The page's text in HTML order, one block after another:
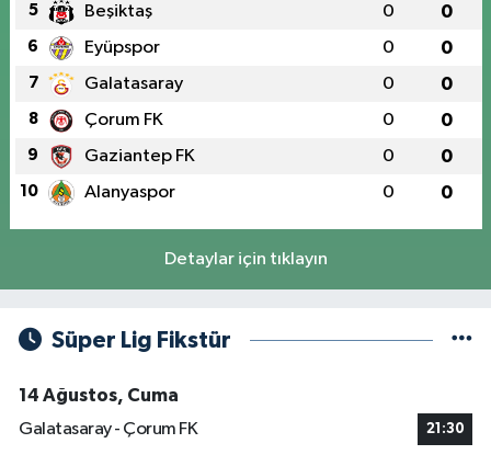
5 Beşiktaş 0 0
6 Eyüpspor 0 0
7 Galatasaray 0 0
8 Çorum FK 0 0
9 Gaziantep FK 0 0
10 Alanyaspor 0 0
Detaylar için tıklayın
Süper Lig Fikstür
14 Ağustos, Cuma
Galatasaray - Çorum FK
21:30